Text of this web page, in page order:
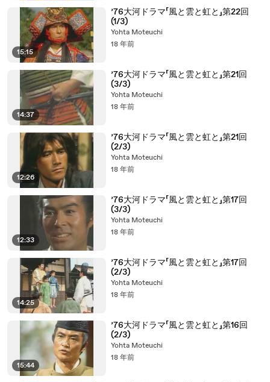
15:15
’76大河ドラマ「風と雲と虹と」第22回
(1/3)
Yohta Moteuchi
18 年前
14:37
’76大河ドラマ「風と雲と虹と」第21回
(3/3)
Yohta Moteuchi
18 年前
12:26
’76大河ドラマ「風と雲と虹と」第21回
(2/3)
Yohta Moteuchi
18 年前
12:33
’76大河ドラマ「風と雲と虹と」第17回
(3/3)
Yohta Moteuchi
18 年前
14:25
’76大河ドラマ「風と雲と虹と」第17回
(2/3)
Yohta Moteuchi
18 年前
15:44
’76大河ドラマ「風と雲と虹と」第16回
(2/3)
Yohta Moteuchi
18 年前